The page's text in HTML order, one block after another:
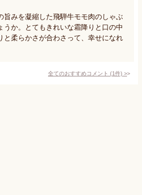
旨みを凝縮した飛騨牛モモ肉のしゃぶ
うか。とてもきれいな霜降りと口の中
と柔らかさが合わさって、幸せになれ
全てのおすすめコメント (1件) >